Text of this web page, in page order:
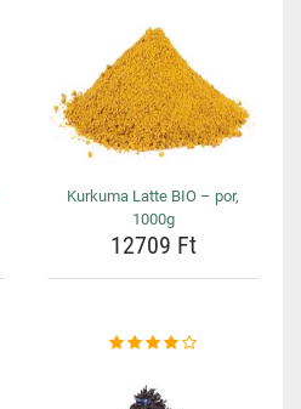
Kurkuma Latte BIO – por,
1000g
12709 Ft